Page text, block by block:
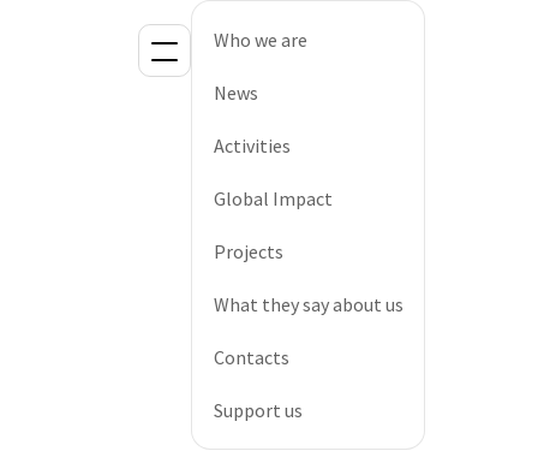
Who we are
News
Activities
Global Impact
Projects
What they say about us
Contacts
Support us